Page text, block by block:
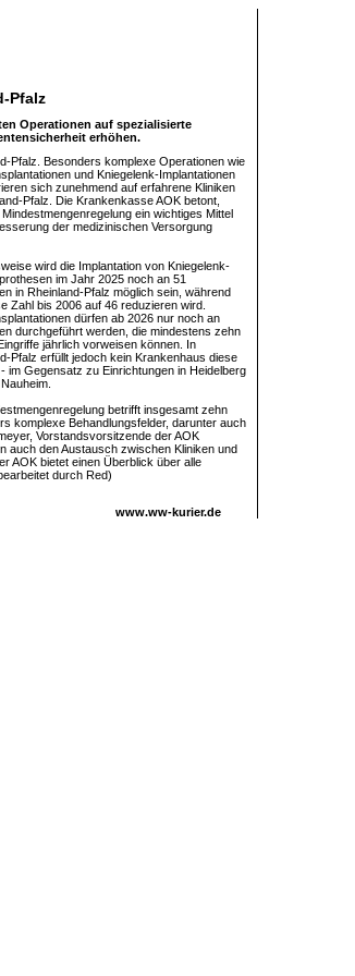
Pfalz
Operationen auf spezialisierte
erhöhen.
Pfalz. Besonders komplexe Operationen wie
und Kniegelenk-Implantationen
sich zunehmend auf erfahrene Kliniken
Pfalz. Die Krankenkasse AOK betont,
ein wichtiges Mittel
der medizinischen Versorgung
wird die Implantation von Kniegelenk-
im Jahr 2025 noch an 51
in Rheinland-Pfalz möglich sein, während
Zahl bis 2006 auf 46 reduzieren wird.
dürfen ab 2026 nur noch an
durchgeführt werden, die mindestens zehn
jährlich vorweisen können. In
Pfalz erfüllt jedoch kein Krankenhaus diese
im Gegensatz zu Einrichtungen in Heidelberg
betrifft insgesamt zehn
komplexe Behandlungsfelder, darunter auch
Vorstandsvorsitzende der AOK
auch den Austausch zwischen Kliniken und
AOK bietet einen Überblick über alle
durch Red)
www.ww-kurier.de